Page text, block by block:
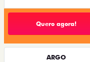
Quero agora!
ARGO